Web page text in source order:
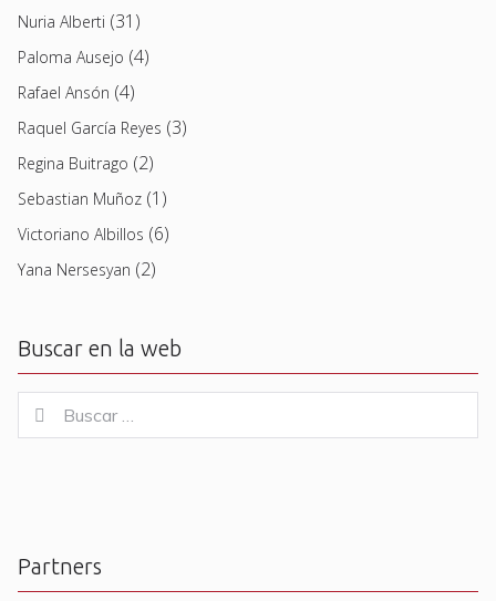
Nuria Alberti (31)
Paloma Ausejo (4)
Rafael Ansón (4)
Raquel García Reyes (3)
Regina Buitrago (2)
Sebastian Muñoz (1)
Victoriano Albillos (6)
Yana Nersesyan (2)
Buscar en la web
for:
Buscar
Partners